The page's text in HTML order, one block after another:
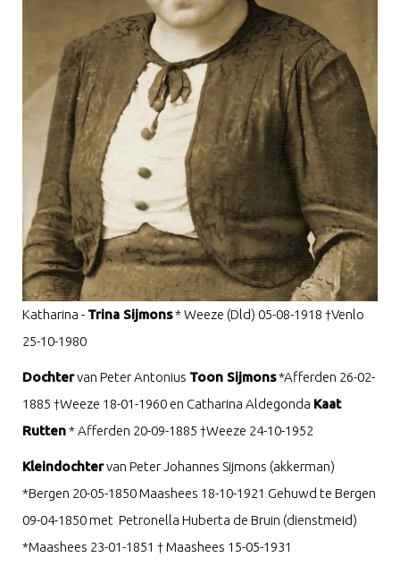
Katharina - Trina Sijmons* Weeze (Dld) 05-08-1918 †Venlo
25-10-1980
Dochtervan Peter Antonius Toon Sijmons*Afferden 26-02-
1885 †Weeze 18-01-1960 en Catharina Aldegonda Kaat
Rutten* Afferden 20-09-1885 †Weeze 24-10-1952
Kleindochtervan Peter Johannes Sijmons (akkerman)
*Bergen 20-05-1850 Maashees 18-10-1921 Gehuwd te Bergen
09-04-1850 met Petronella Huberta de Bruin (dienstmeid)
*Maashees 23-01-1851 † Maashees 15-05-1931